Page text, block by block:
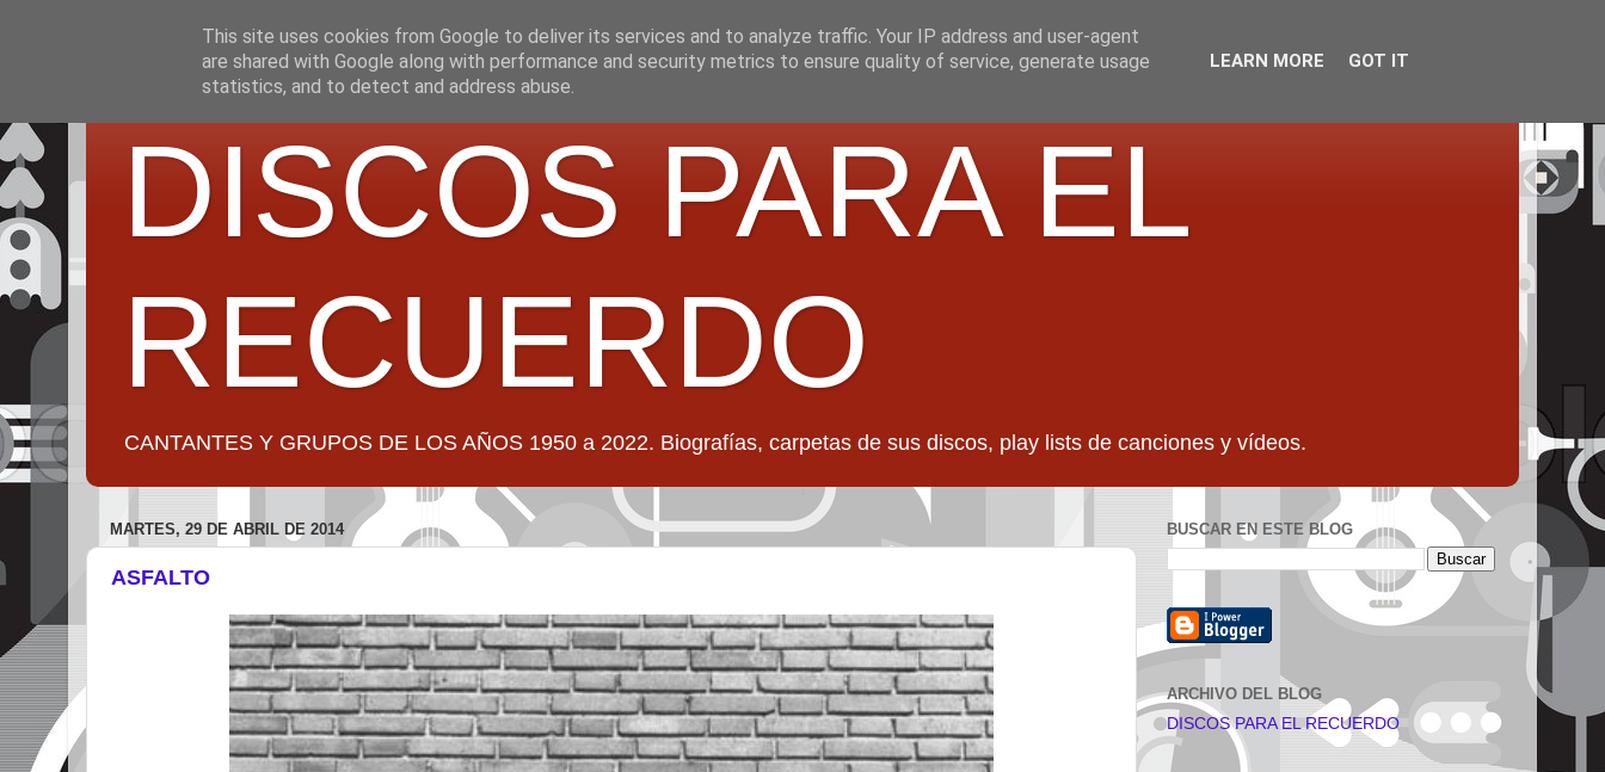
DISCOS PARA EL
RECUERDO
CANTANTES Y GRUPOS DE LOS AÑOS 1950 a 2022. Biografías, carpetas de sus discos, play lists de canciones y vídeos.
MARTES, 29 DE ABRIL DE 2014
ASFALTO
BUSCAR EN ESTE BLOG
ARCHIVO DEL BLOG
DISCOS PARA EL RECUERDO
This site uses cookies from Google to deliver its services and to analyze traffic. Your IP address and user-agent
are shared with Google along with performance and security metrics to ensure quality of service, generate usage
statistics, and to detect and address abuse.
LEARN MORE GOT IT